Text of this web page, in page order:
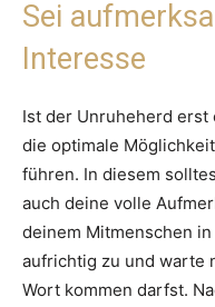
Sei
Interesse
Ist der Unruheherd
die optimale
führen. In diesem
auch deine volle
deinem Mitmenschen
aufrichtig zu und warte
Wort kommen darfst.